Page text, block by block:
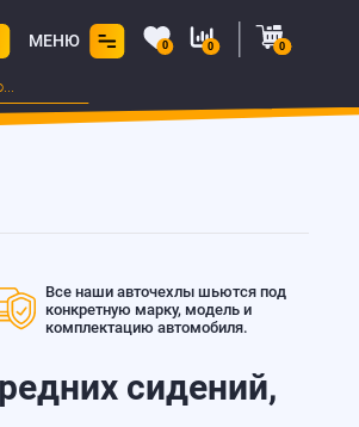
МЕНЮ 0 0 0
Все наши авточехлы шьются под
конкретную марку, модель и
комплектацию автомобиля.
сидений,